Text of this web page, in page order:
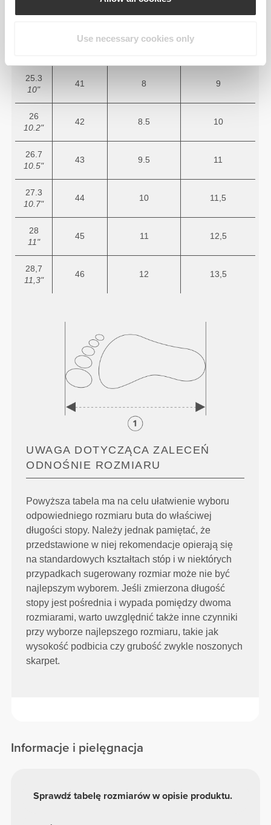
Use necessary cookies only
9.4"
25.3
10"
41 8 9
26
10.2"
42 8.5 10
26.7
10.5"
43 9.5 11
27.3
10.7"
44 10 11,5
28
11"
45 11 12,5
28,7
11,3"
46 12 13,5
UWAGA DOTYCZĄCA ZALECEŃ
ODNOŚNIE ROZMIARU
Powyższa tabela ma na celu ułatwienie wyboru
odpowiedniego rozmiaru buta do właściwej
długości stopy. Należy jednak pamiętać, że
przedstawione w niej rekomendacje opierają się
na standardowych kształtach stóp i w niektórych
przypadkach sugerowany rozmiar może nie być
najlepszym wyborem. Jeśli zmierzona długość
stopy jest pośrednia i wypada pomiędzy dwoma
rozmiarami, warto uwzględnić także inne czynniki
przy wyborze najlepszego rozmiaru, takie jak
wysokość podbicia czy grubość zwykle noszonych
skarpet.
Informacje i pielęgnacja
Sprawdź tabelę rozmiarów w opisie produktu.